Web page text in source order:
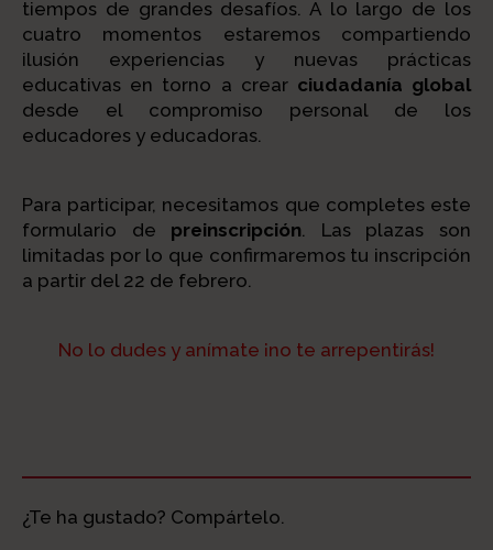
tiempos de grandes desafíos. A lo largo de los
cuatro momentos estaremos compartiendo
ilusión experiencias y nuevas prácticas
educativas en torno a crear ciudadanía global
desde el compromiso personal de los
educadores y educadoras.
Para participar, necesitamos que completes este
formulario de preinscripción. Las plazas son
limitadas por lo que confirmaremos tu inscripción
a partir del 22 de febrero.
No lo dudes y anímate ¡no te arrepentirás!
¿Te ha gustado? Compártelo.